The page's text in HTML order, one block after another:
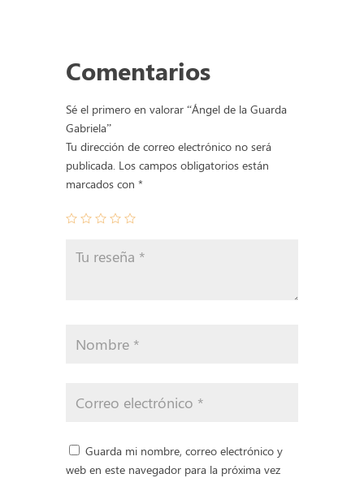
Comentarios
Sé el primero en valorar “Ángel de la Guarda
Gabriela”
Tu dirección de correo electrónico no será
publicada. Los campos obligatorios están
marcados con *
Guarda mi nombre, correo electrónico y
web en este navegador para la próxima vez